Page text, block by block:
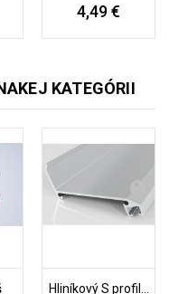
4,49 €
KATEGÓRII
Hliníkový S profil...